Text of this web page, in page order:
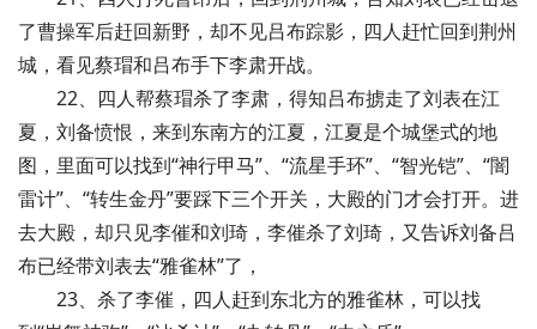
了曹操军后赶回新野，却不见吕布踪影，四人赶忙回到荆州
城，看见蔡瑁和吕布手下李肃开战。
22、四人帮蔡瑁杀了李肃，得知吕布掳走了刘表在江
夏，刘备愤恨，来到东南方的江夏，江夏是个城堡式的地
图，里面可以找到“神行甲马”、“流星手环”、“智光铠”、“闇
雷计”、“转生金丹”要踩下三个开关，大殿的门才会打开。进
去大殿，却只见李催和刘琦，李催杀了刘琦，又告诉刘备吕
布已经带刘表去“雅雀林”了，
23、杀了李催，四人赶到东北方的雅雀林，可以找